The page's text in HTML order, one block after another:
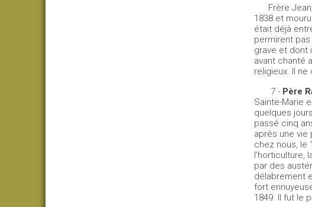
Frère
1838 et
était déjà
permirent pas
grave et dont
avant chanté
religieux. Il ne
7 - Père
Sainte-Marie
quelques
passé cinq
après une vie
chez nous, le
l’horticulture,
par des
délabrement
fort
1849. Il fut le